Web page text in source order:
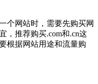
个网站时，需要先购买网
，推荐购买.com和.cn这
根据网站用途和流量购